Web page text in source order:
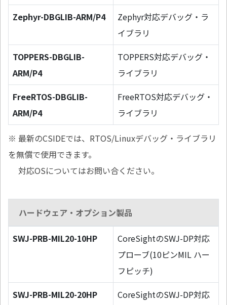
Zephyr-DBGLIB-ARM/P4
Zephyr対応デバッグ・ラ
イブラリ
TOPPERS-DBGLIB-
ARM/P4
TOPPERS対応デバッグ・
ライブラリ
FreeRTOS-DBGLIB-
ARM/P4
FreeRTOS対応デバッグ・
ライブラリ
※ 最新のCSIDEでは、RTOS/Linuxデバッグ・ライブラリ
を無償で使用できます。
対応OSについてはお問い合ください。
ハードウェア・オプション製品
SWJ-PRB-MIL20-10HP
CoreSightのSWJ-DP対応
プローブ(10ピンMIL ハー
フピッチ)
SWJ-PRB-MIL20-20HP
CoreSightのSWJ-DP対応